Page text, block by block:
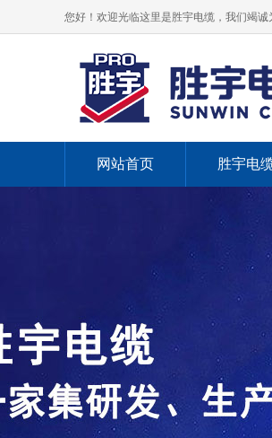
您好！欢迎光临这里是胜宇电缆，我们竭诚
网站首页 胜宇电